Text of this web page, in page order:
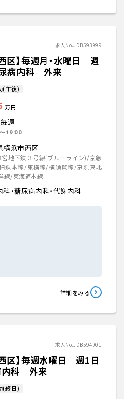
求人No.JOB593999
区】毎週月・水曜日 週
病内科 外来
(午後)
万円
毎週
19:00
横浜市西区
営地下鉄３号線(ブルーライン)/京急
鉄本線/東横線/横須賀線/京浜東北
線/東海道本線
・糖尿病内科・代謝内科
詳細をみる
求人No.JOB594001
区】毎週水曜日 週1日
科 外来
(終日)